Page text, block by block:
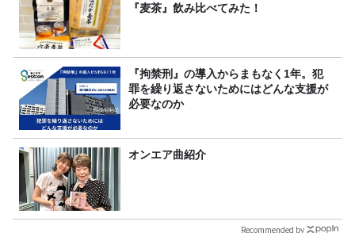
『麦茶』飲み比べてみた！
『拘禁刑』の導入からまもなく1年。犯
罪を繰り返さないためにはどんな支援が
必要なのか
オンエア曲紹介
Recommended by